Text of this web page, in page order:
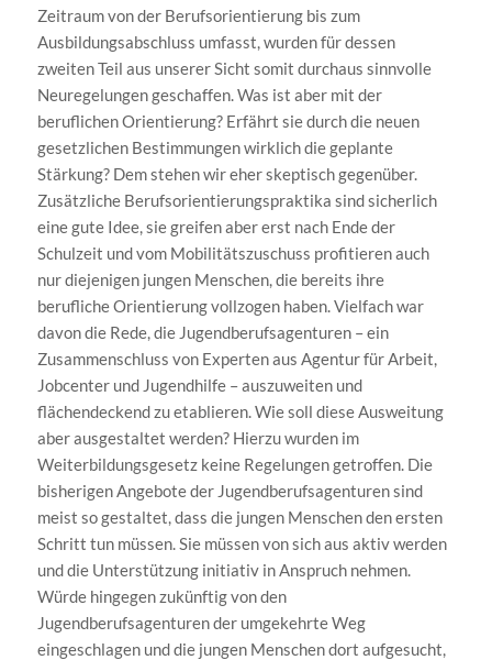
Zeitraum von der Berufsorientierung bis zum
Ausbildungsabschluss umfasst, wurden für dessen
zweiten Teil aus unserer Sicht somit durchaus sinnvolle
Neuregelungen geschaffen. Was ist aber mit der
beruflichen Orientierung? Erfährt sie durch die neuen
gesetzlichen Bestimmungen wirklich die geplante
Stärkung? Dem stehen wir eher skeptisch gegenüber.
Zusätzliche Berufsorientierungspraktika sind sicherlich
eine gute Idee, sie greifen aber erst nach Ende der
Schulzeit und vom Mobilitätszuschuss profitieren auch
nur diejenigen jungen Menschen, die bereits ihre
berufliche Orientierung vollzogen haben. Vielfach war
davon die Rede, die Jugendberufsagenturen – ein
Zusammenschluss von Experten aus Agentur für Arbeit,
Jobcenter und Jugendhilfe – auszuweiten und
flächendeckend zu etablieren. Wie soll diese Ausweitung
aber ausgestaltet werden? Hierzu wurden im
Weiterbildungsgesetz keine Regelungen getroffen. Die
bisherigen Angebote der Jugendberufsagenturen sind
meist so gestaltet, dass die jungen Menschen den ersten
Schritt tun müssen. Sie müssen von sich aus aktiv werden
und die Unterstützung initiativ in Anspruch nehmen.
Würde hingegen zukünftig von den
Jugendberufsagenturen der umgekehrte Weg
eingeschlagen und die jungen Menschen dort aufgesucht,